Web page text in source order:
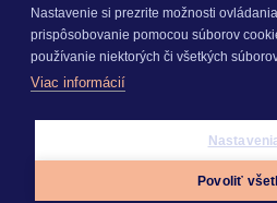
O nás
Copyright © 2026
Nastavenie si prezrite možnosti
prispôsobovanie pomocou súborov
používanie niektorých či všetkých
Viac informácií
Povoliť